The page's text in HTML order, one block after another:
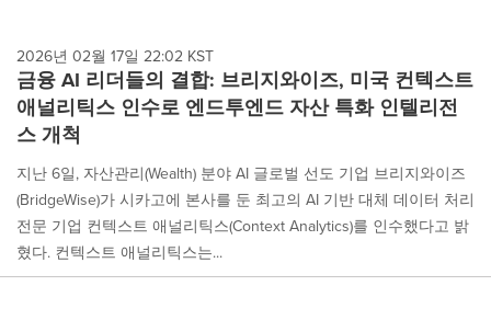
2026년 02월 17일 22:02 KST
금융 AI 리더들의 결합: 브리지와이즈, 미국 컨텍스트
애널리틱스 인수로 엔드투엔드 자산 특화 인텔리전
스 개척
지난 6일, 자산관리(Wealth) 분야 AI 글로벌 선도 기업 브리지와이즈
(BridgeWise)가 시카고에 본사를 둔 최고의 AI 기반 대체 데이터 처리
전문 기업 컨텍스트 애널리틱스(Context Analytics)를 인수했다고 밝
혔다. 컨텍스트 애널리틱스는...